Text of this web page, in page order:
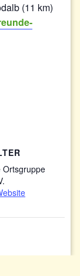
(11 km)
Ortsgruppe